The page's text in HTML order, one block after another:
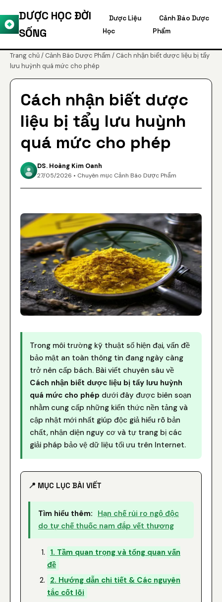
DƯỢC HỌC ĐỜI
SỐNG
Dược Liệu
Học
Cảnh Báo Dược
Phẩm
Trang chủ/ Cảnh Báo Dược Phẩm / Cách nhận biết dược liệu bị tẩy
lưu huỳnh quá mức cho phép
Cách nhận biết dược
liệu bị tẩy lưu huỳnh
quá mức cho phép
DS. Hoàng Kim Oanh
27/05/2026 • Chuyên mục Cảnh Báo Dược Phẩm
Trong môi trường kỹ thuật số hiện đại, vấn đề
bảo mật an toàn thông tin đang ngày càng
trở nên cấp bách. Bài viết chuyên sâu về
Cách nhận biết dược liệu bị tẩy lưu huỳnh
quá mức cho phép dưới đây được biên soạn
nhằm cung cấp những kiến thức nền tảng và
cập nhật mới nhất giúp độc giả hiểu rõ bản
chất, nhận diện nguy cơ và tự trang bị các
giải pháp bảo vệ dữ liệu tối ưu trên Internet.
📍 MỤC LỤC BÀI VIẾT
Tìm hiểu thêm: Hạn chế rủi ro ngộ độc
do tự chế thuốc nam đắp vết thương
1. Tầm quan trọng và tổng quan vấn
đề
2. Hướng dẫn chi tiết & Các nguyên
tắc cốt lõi